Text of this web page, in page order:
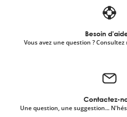
Besoin
Vous avez une question ? Consultez
Contactez-
Une question, une suggestion...